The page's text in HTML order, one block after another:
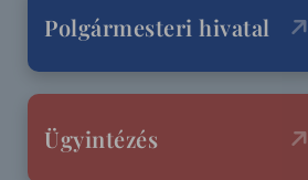
Polgármesteri hivatal
Ügyintézés